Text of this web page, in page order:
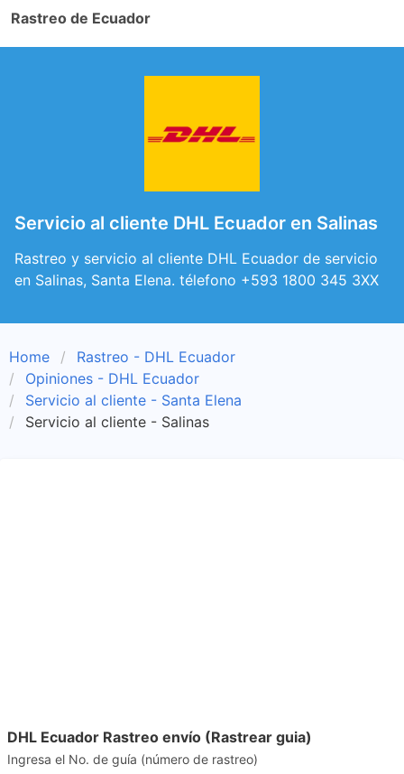
Rastreo de Ecuador
Servicio al cliente DHL Ecuador en Salinas
Rastreo y servicio al cliente DHL Ecuador de servicio
en Salinas, Santa Elena. télefono +593 1800 345 3XX
Home
Rastreo - DHL Ecuador
Opiniones - DHL Ecuador
Servicio al cliente - Santa Elena
Servicio al cliente - Salinas
DHL Ecuador Rastreo envío (Rastrear guia)
Ingresa el No. de guía (número de rastreo)